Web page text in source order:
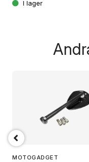
MOTOGADGET